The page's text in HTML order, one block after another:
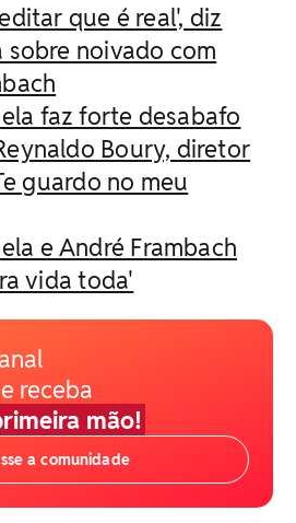
que é real', diz
sobre noivado com
faz forte desabafo
Boury, diretor
guardo no meu
e André Frambach
vida toda'
receba
mão!
a comunidade